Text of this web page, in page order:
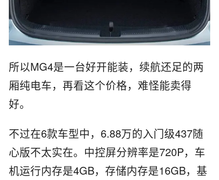
所以MG4是一台好开能装，续航还足的两
厢纯电车，再看这个价格，难怪能卖得
好。
不过在6款车型中，6.88万的入门级437随
心版不太实在。中控屏分辨率是720P，车
机运行内存是4GB，存储内存是16GB，基